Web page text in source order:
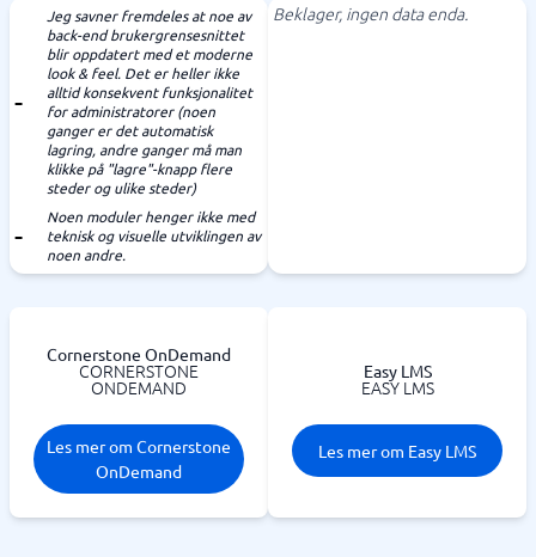
Jeg savner fremdeles at noe av
back-end brukergrensesnittet
blir oppdatert med et moderne
look & feel. Det er heller ikke
alltid konsekvent funksjonalitet
for administratorer (noen
ganger er det automatisk
lagring, andre ganger må man
klikke på "lagre"-knapp flere
steder og ulike steder)
Noen moduler henger ikke med
teknisk og visuelle utviklingen av
noen andre.
Beklager, ingen data enda.
Cornerstone OnDemand
CORNERSTONE
ONDEMAND
Les mer om Cornerstone
OnDemand
Easy LMS
EASY LMS
Les mer om Easy LMS